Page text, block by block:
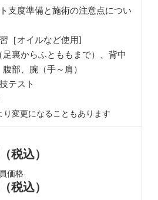
支度準備と施術の注意点につい
［オイルなど使用]
裏からふとももまで）、背中
腹部、腕（手～肩）
テスト
り変更になることもあります
税込）
価格
税込）